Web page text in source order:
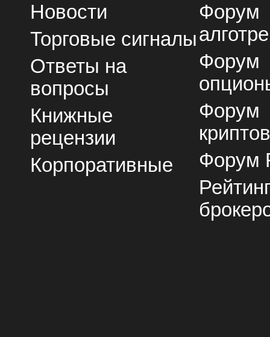
Новости
Торговые сигналы
Ответы на
вопросы
Книжные
рецензии
Корпоративные
Форум
Форум
Форум
Форум